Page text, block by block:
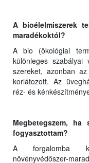
A bioélelmiszerek
maradékoktól?
A bio (ökológiai
különleges
szereket, azonban
korlátozott. Az
réz- és
Megbetegszem, ha
fogyasztottam?
A forgalomba
növényvédőszer-